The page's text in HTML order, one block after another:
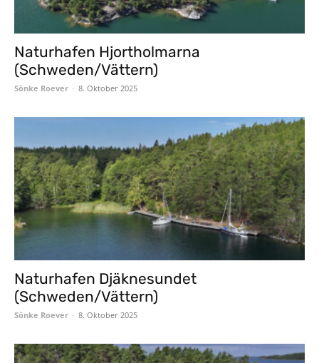
Naturhafen Hjortholmarna
(Schweden/Vättern)
Sönke Roever - 8. Oktober 2025
Naturhafen Djäknesundet
(Schweden/Vättern)
Sönke Roever - 8. Oktober 2025